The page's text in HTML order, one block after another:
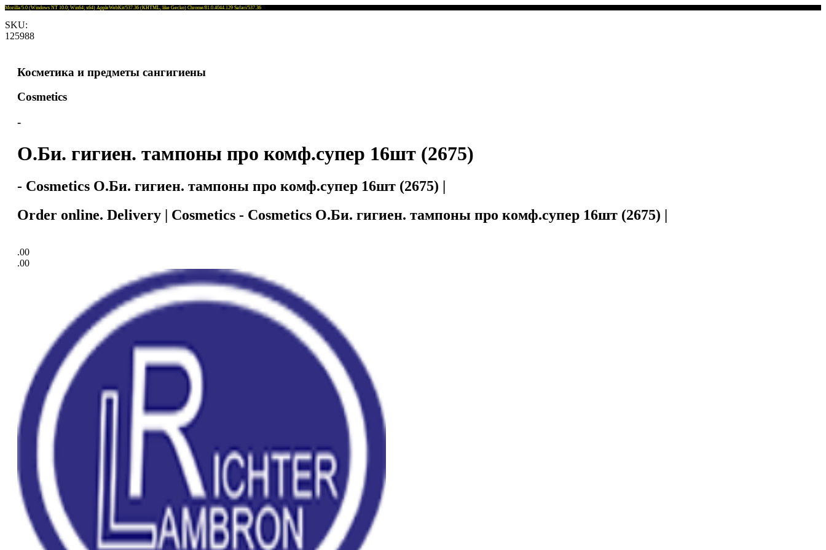
Mozilla/5.0 (Windows NT 10.0; Win64; x64) AppleWebKit/537.36 (KHTML, like Gecko) Chrome/81.0.4044.129 Safari/537.36
SKU:
125988
Косметика и предметы сангигиены
Cosmetics
-
О.Би. гигиен. тампоны про комф.супер 16шт (2675)
- Cosmetics О.Би. гигиен. тампоны про комф.супер 16шт (2675) |
Order online. Delivery | Cosmetics - Cosmetics О.Би. гигиен. тампоны про комф.супер 16шт (2675) |
.00
.00